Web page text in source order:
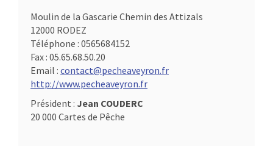
Moulin de la Gascarie Chemin des Attizals
12000 RODEZ
Téléphone : 0565684152
Fax : 05.65.68.50.20
Email : contact@pecheaveyron.fr
http://www.pecheaveyron.fr
Président : Jean COUDERC
20 000 Cartes de Pêche